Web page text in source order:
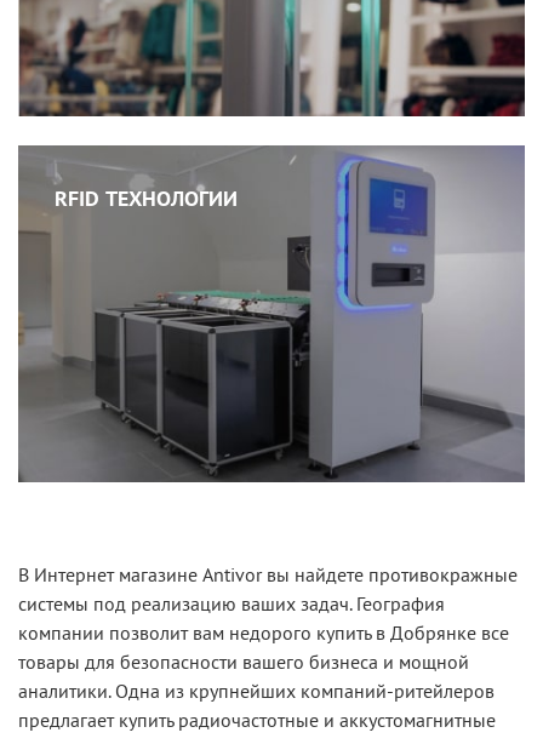
RFID ТЕХНОЛОГИИ
В Интернет магазине Antivor вы найдете противокражные
системы под реализацию ваших задач. География
компании позволит вам недорого купить в Добрянке все
товары для безопасности вашего бизнеса и мощной
аналитики. Одна из крупнейших компаний-ритейлеров
предлагает купить радиочастотные и аккустомагнитные